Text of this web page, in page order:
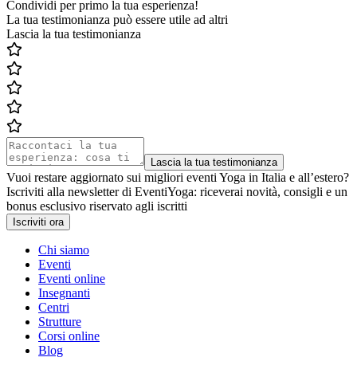
Condividi per primo la tua esperienza!
La tua testimonianza può essere utile ad altri
Lascia la tua testimonianza
Lascia la tua testimonianza
Vuoi restare aggiornato sui migliori eventi Yoga in Italia e all’estero?
Iscriviti alla newsletter di EventiYoga: riceverai novità, consigli e un
bonus esclusivo riservato agli iscritti
Iscriviti ora
Chi siamo
Eventi
Eventi online
Insegnanti
Centri
Strutture
Corsi online
Blog